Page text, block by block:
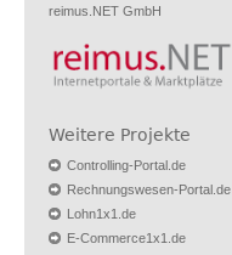
reimus.NET GmbH
Weitere Projekte
Controlling-Portal.de
Rechnungswesen-Portal.de
Lohn1x1.de
E-Commerce1x1.de